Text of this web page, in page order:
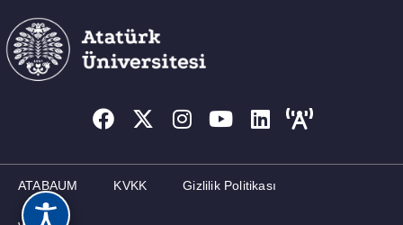
ATABAUM KVKK Gizlilik Politikası